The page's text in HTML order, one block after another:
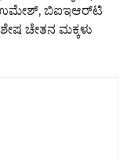
ಉಮೇಶ್, ಬಿಐಇಆರ್‌ಟಿ
ಚೇತನ ಮಕ್ಕಳು